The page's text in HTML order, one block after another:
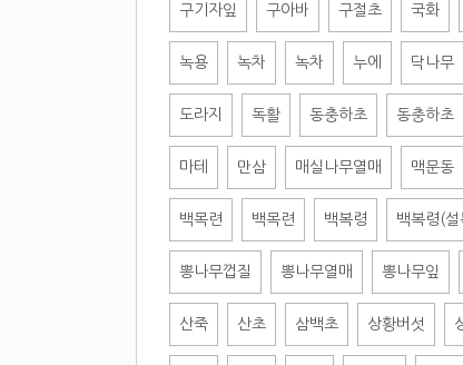
구기자잎 구아바 구절초 국화
녹용 녹차 녹차 누에 닥나무
도라지 독활 동충하초 동충하초
마테 만삼 매실나무열매 맥문동
백목련 백목련 백복령 백복령(설
뽕나무껍질 뽕나무열매 뽕나무잎
산죽 산초 삼백초 상황버섯